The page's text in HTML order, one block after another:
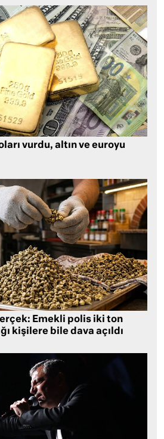
vurdu, altın ve euroyu
Emekli polis iki ton
kişilere bile dava açıldı